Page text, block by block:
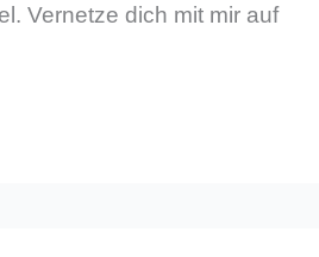
Vernetze dich mit mir auf